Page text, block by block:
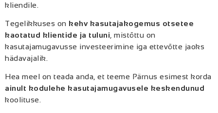
kliendile.
Tegelikkuses on kehv kasutajakogemus otsetee
kaotatud klientide ja tuluni , mistõttu on
kasutajamugavusse investeerimine iga ettevõtte jaoks
hädavajalik.
Hea meel on teada anda, et teeme Pärnus esimest korda
ainult kodulehe kasutajamugavusele keskendunud
koolituse.